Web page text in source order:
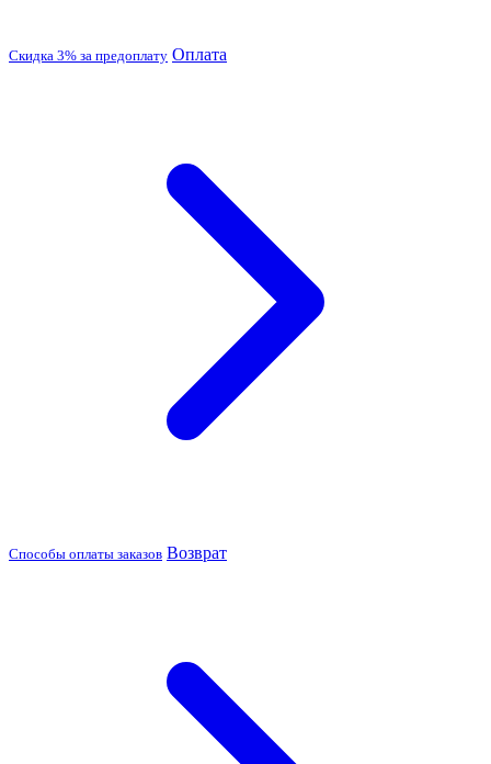
Скидка 3% за предоплату Оплата
Способы оплаты заказов Возврат